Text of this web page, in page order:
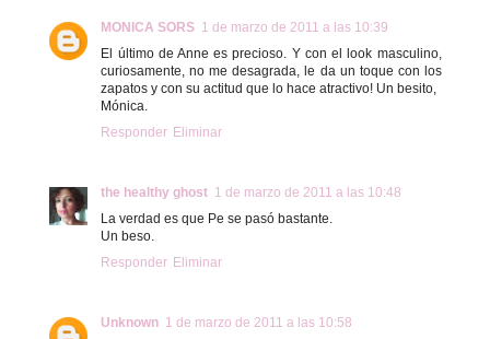
MONICA SORS 1 de marzo de 2011 a las 10:39
El último de Anne es precioso. Y con el look masculino,
curiosamente, no me desagrada, le da un toque con los
zapatos y con su actitud que lo hace atractivo! Un besito,
Mónica.
Responder Eliminar
the healthy ghost 1 de marzo de 2011 a las 10:48
La verdad es que Pe se pasó bastante.
Un beso.
Responder Eliminar
Unknown 1 de marzo de 2011 a las 10:58